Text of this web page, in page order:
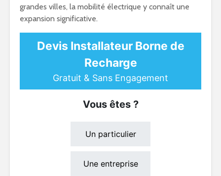
grandes villes, la mobilité électrique y connaît une
expansion significative.